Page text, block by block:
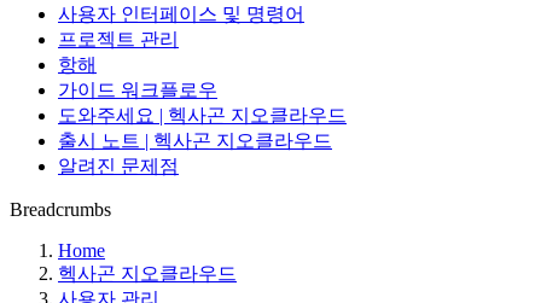
사용자 인터페이스 및 명령어
프로젝트 관리
항해
가이드 워크플로우
도와주세요 | 헥사곤 지오클라우드
출시 노트 | 헥사곤 지오클라우드
알려진 문제점
Breadcrumbs
Home
헥사곤 지오클라우드
사용자 관리